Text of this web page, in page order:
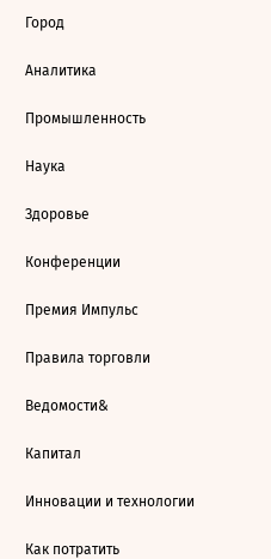
Город
Аналитика
Промышленность
Наука
Здоровье
Конференции
Премия Импульс
Правила торговли
Ведомости&
Капитал
Инновации и технологии
Как потратить